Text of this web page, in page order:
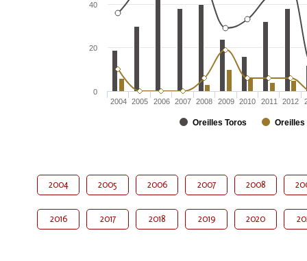
Oreilles Toros Oreilles
2004 2005 2006 2007 2008 2009 2010 2011 2012
0
20
40
2004 2005 2006 2007 2008
2016 2017 2018 2019 2020